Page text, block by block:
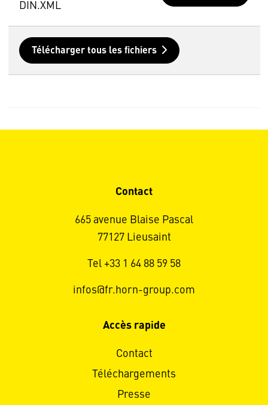
DIN.XML
Télécharger tous les fichiers
Contact
665 avenue Blaise Pascal
77127 Lieusaint
Tel +33 1 64 88 59 58
infos@fr.horn-group.com
Accès rapide
Contact
Téléchargements
Presse